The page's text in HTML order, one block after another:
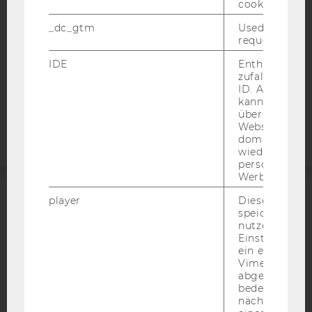
DATENSCHUTZERKLÄRUNG
STUDIENBEWERBER*INNEN UND STUDIERENDE
Barrierefreiheitserklärung
ACCREDITED BY:
cookie.
_dc_gtm
Used to
request rate.
IDE
Enthält eine
ID. Anhand
kann Google
über
Websites
Werbung
player
Dieses Cookie
speichert
ein
Vimeo-Video
abgespielt
bedeutet,
nächsten